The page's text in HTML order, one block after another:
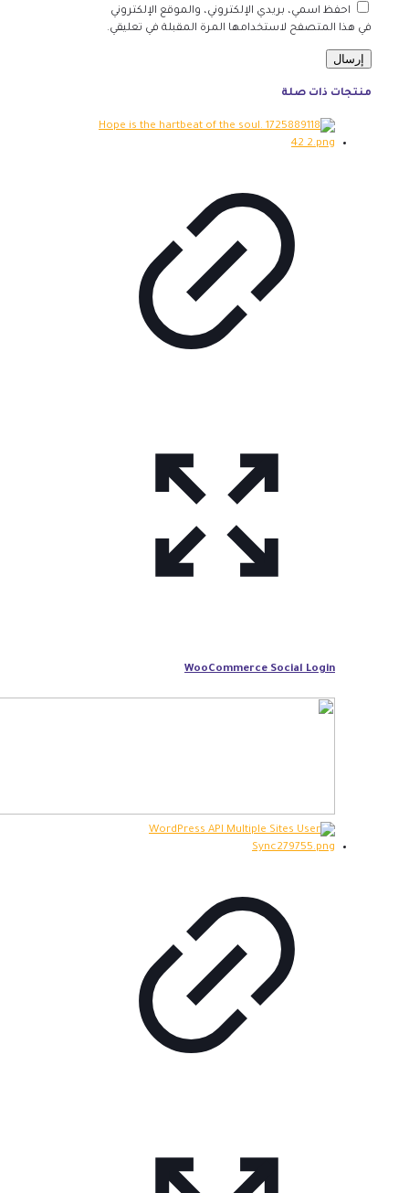
احفظ اسمي، بريدي الإلكتروني، والموقع الإلكتروني
في هذا المتصفح لاستخدامها المرة المقبلة في تعليقي.
منتجات ذات صلة
WooCommerce Social Login